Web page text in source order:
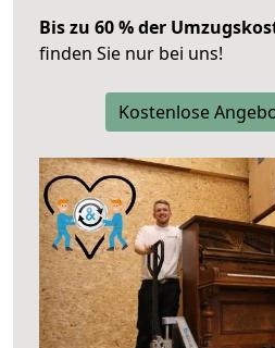
Bis zu 60 % der
finden Sie nur bei uns!
Kostenlose